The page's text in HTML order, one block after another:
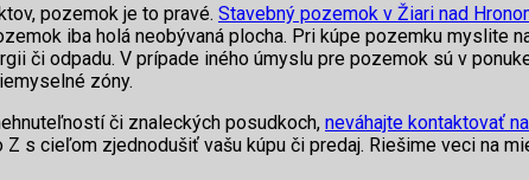
pozemok je to pravé. Stavebný pozemok v Žiari nad
iba holá neobývaná plocha. Pri kúpe pozemku myslite
či odpadu. V prípade iného úmyslu pre pozemok sú v
zóny.
či znaleckých posudkoch, neváhajte kontaktovať
s cieľom zjednodušiť vašu kúpu či predaj. Riešime veci na